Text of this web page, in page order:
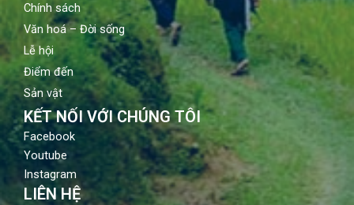
Chính sách
Văn hoá – Đời sống
Lễ hội
Điểm đến
Sản vật
KẾT NỐI VỚI CHÚNG TÔI
Facebook
Youtube
Instagram
LIÊN HỆ